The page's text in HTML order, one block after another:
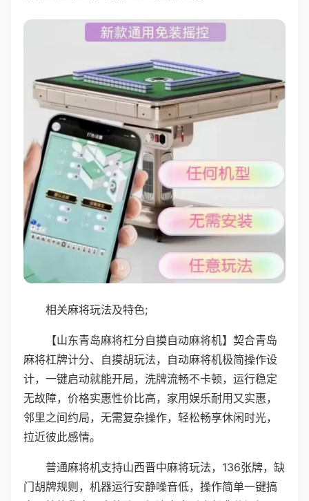
相关麻将玩法及特色;
【山东青岛麻将杠分自摸自动麻将机】契合青岛
麻将杠牌计分、自摸胡玩法，自动麻将机极简操作设
计，一键启动就能开局，洗牌流畅不卡顿，运行稳定
无故障，价格实惠性价比高，家用娱乐耐用又实惠，
邻里之间约局，无需复杂操作，轻松畅享休闲时光，
拉近彼此感情。
普通麻将机支持山西晋中麻将玩法，136张牌，缺
门胡牌规则，机器运行安静噪音低，操作简单一键搞